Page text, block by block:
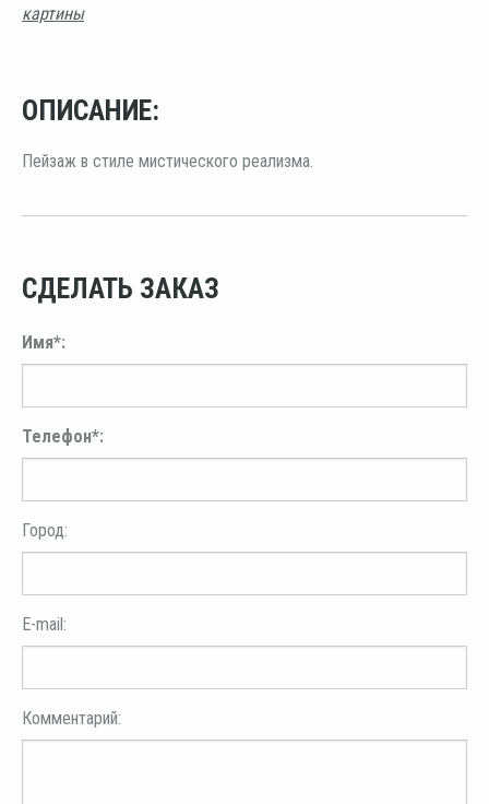
картины
ОПИСАНИЕ:
Пейзаж в стиле мистического реализма.
СДЕЛАТЬ ЗАКАЗ
Имя*:
Телефон*:
Город:
E-mail:
Комментарий: